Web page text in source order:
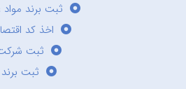
ثبت برند مواد
اخذ کد
ثبت
ثبت برند